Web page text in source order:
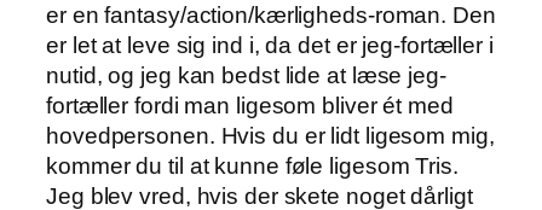
er en fantasy/action/kærligheds-roman. Den
er let at leve sig ind i, da det er jeg-fortæller i
nutid, og jeg kan bedst lide at læse jeg-
fortæller fordi man ligesom bliver ét med
hovedpersonen. Hvis du er lidt ligesom mig,
kommer du til at kunne føle ligesom Tris.
Jeg blev vred, hvis der skete noget dårligt